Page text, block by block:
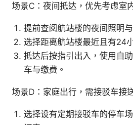
场景C：夜间抵达，优先考虑室
提前查阅航站楼的夜间照明
选择距离航站楼最近且有24
抵达后按指引出入，使用自
车与缴费。
场景D：家庭出行，需接驳车接
选择设有定期接驳车的停车